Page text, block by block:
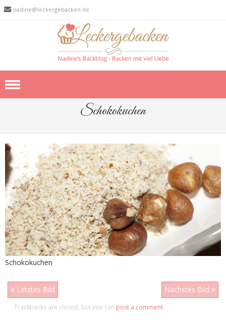
nadine@leckergebacken.de
Schokokuchen
Schokokuchen
Letztes Bild Nächstes Bild
Trackbacks are closed, but you can post a comment.